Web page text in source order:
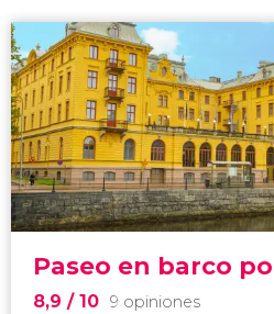
Paseo en barco
8,9/ 10 9 opiniones